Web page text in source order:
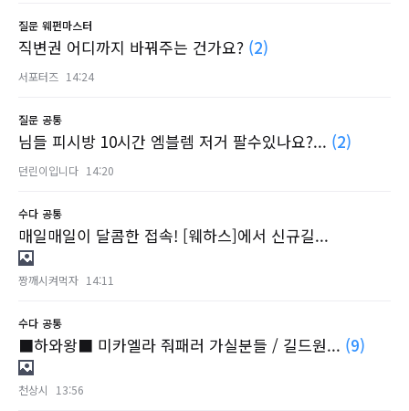
질문 웨펀마스터
직변권 어디까지 바꿔주는 건가요? (2)
서포터즈 14:24
질문 공통
님들 피시방 10시간 엠블렘 저거 팔수있나요?... (2)
던린이입니다 14:20
수다 공통
매일매일이 달콤한 접속! [웨하스]에서 신규길...
짱깨시켜먹자 14:11
수다 공통
■하와왕■ 미카엘라 줘패러 가실분들 / 길드원... (9)
천상시 13:56